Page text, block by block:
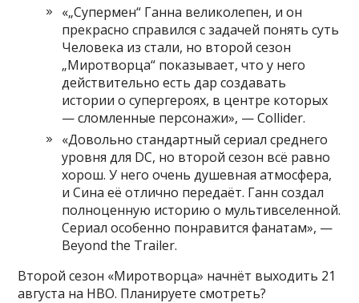
«„Супермен“ Ганна великолепен, и он
прекрасно справился с задачей понять суть
Человека из стали, но второй сезон
„Миротворца“ показывает, что у него
действительно есть дар создавать
истории о супергероях, в центре которых
— сломленные персонажи», — Collider.
«Довольно стандартный сериал среднего
уровня для DC, но второй сезон всё равно
хорош. У него очень душевная атмосфера,
и Сина её отлично передаёт. Ганн создал
полноценную историю о мультивселенной.
Сериал особенно понравится фанатам», —
Beyond the Trailer.
Второй сезон «Миротворца» начнёт выходить 21
августа на НВО. Планируете смотреть?